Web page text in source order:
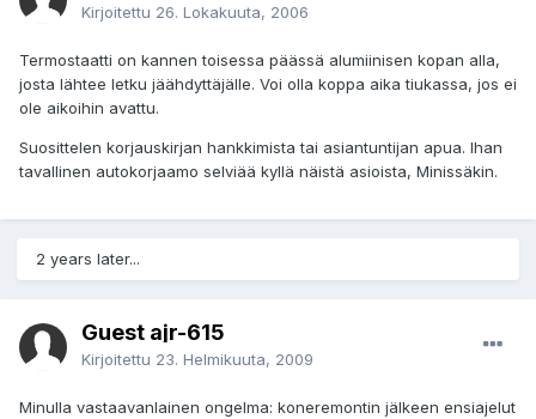
Kirjoitettu 26. Lokakuuta, 2006
Termostaatti on kannen toisessa päässä alumiinisen kopan alla,
josta lähtee letku jäähdyttäjälle. Voi olla koppa aika tiukassa, jos ei
ole aikoihin avattu.
Suosittelen korjauskirjan hankkimista tai asiantuntijan apua. Ihan
tavallinen autokorjaamo selviää kyllä näistä asioista, Minissäkin.
2 years later...
Guest ajr-615
Kirjoitettu 23. Helmikuuta, 2009
Minulla vastaavanlainen ongelma: koneremontin jälkeen ensiajelut